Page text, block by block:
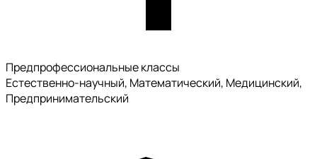
Предпрофессиональные классы
Естественно-научный, Математический, Медицинский,
Предпринимательский